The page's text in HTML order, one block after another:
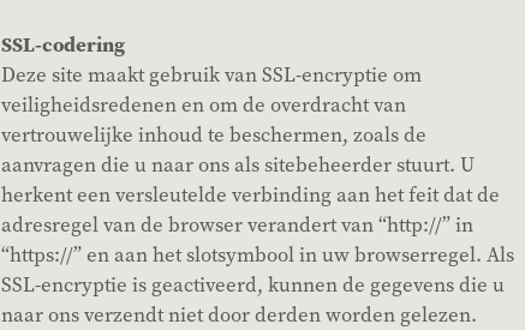
SSL-codering
Deze site maakt gebruik van SSL-encryptie om
veiligheidsredenen en om de overdracht van
vertrouwelijke inhoud te beschermen, zoals de
aanvragen die u naar ons als sitebeheerder stuurt. U
herkent een versleutelde verbinding aan het feit dat de
adresregel van de browser verandert van “http://” in
“https://” en aan het slotsymbool in uw browserregel. Als
SSL-encryptie is geactiveerd, kunnen de gegevens die u
naar ons verzendt niet door derden worden gelezen.